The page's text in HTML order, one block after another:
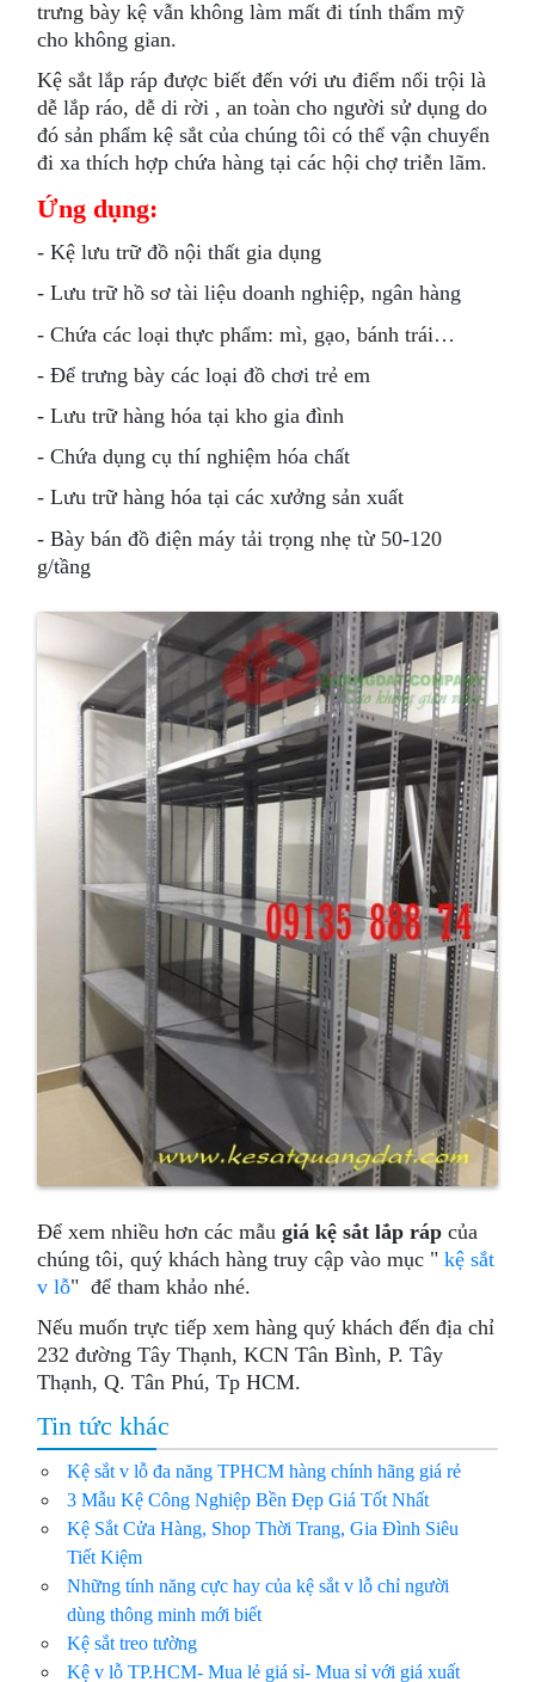
trưng bày kệ vẫn không làm mất đi tính thẩm mỹ
cho không gian.
Kệ sắt lắp ráp được biết đến với ưu điểm nổi trội là
dễ lắp ráo, dễ di rời , an toàn cho người sử dụng do
đó sản phẩm kệ sắt của chúng tôi có thể vận chuyển
đi xa thích hợp chứa hàng tại các hội chợ triễn lãm.
Ứng dụng:
- Kệ lưu trữ đồ nội thất gia dụng
- Lưu trữ hồ sơ tài liệu doanh nghiệp, ngân hàng
- Chứa các loại thực phẩm: mì, gạo, bánh trái…
- Để trưng bày các loại đồ chơi trẻ em
- Lưu trữ hàng hóa tại kho gia đình
- Chứa dụng cụ thí nghiệm hóa chất
- Lưu trữ hàng hóa tại các xưởng sản xuất
- Bày bán đồ điện máy tải trọng nhẹ từ 50-120
g/tầng
Để xem nhiều hơn các mẫugiá kệ sắt lắp ráp của
chúng tôi, quý khách hàng truy cập vào mục "kệ sắt
v lỗ" để tham khảo nhé.
Nếu muốn trực tiếp xem hàng quý khách đến địa chỉ
232 đường Tây Thạnh, KCN Tân Bình, P. Tây
Thạnh, Q. Tân Phú, Tp HCM.
Tin tức khác
Kệ sắt v lỗ đa năng TPHCM hàng chính hãng giá rẻ
3 Mẫu Kệ Công Nghiệp Bền Đẹp Giá Tốt Nhất
Kệ Sắt Cửa Hàng, Shop Thời Trang, Gia Đình Siêu
Tiết Kiệm
Những tính năng cực hay của kệ sắt v lỗ chỉ người
dùng thông minh mới biết
Kệ sắt treo tường
Kệ v lỗ TP.HCM- Mua lẻ giá sỉ- Mua sỉ với giá xuất